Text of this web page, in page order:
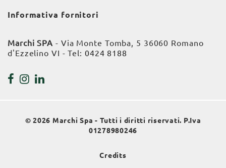
Informativa fornitori
Marchi SPA - Via Monte Tomba, 5 36060 Romano
d'Ezzelino VI - Tel: 0424 8188
© 2026 Marchi Spa - Tutti i diritti riservati. P.Iva
01278980246
Credits